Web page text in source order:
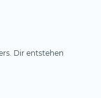
Dir entstehen